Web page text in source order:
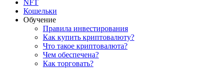
NFT
Кошельки
Обучение
Правила инвестирования
Как купить криптовалюту?
Что такое криптовалюта?
Чем обеспечена?
Как торговать?